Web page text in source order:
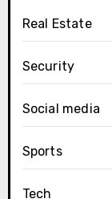
Real Estate
Security
Social media
Sports
Tech